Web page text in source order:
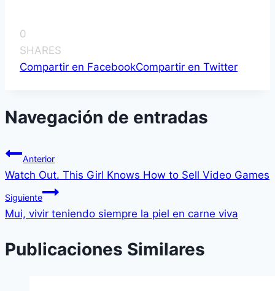
0
SHARES
Compartir en FacebookCompartir en Twitter
Navegación de entradas
Anterior
Watch Out. This Girl Knows How to Sell Video Games
Siguiente
Mui, vivir teniendo siempre la piel en carne viva
Publicaciones Similares